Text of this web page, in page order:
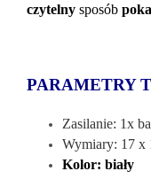
czytelny sposób
PARAMETRY
Zasilanie: 1x
Wymiary: 17 x
Kolor: biały